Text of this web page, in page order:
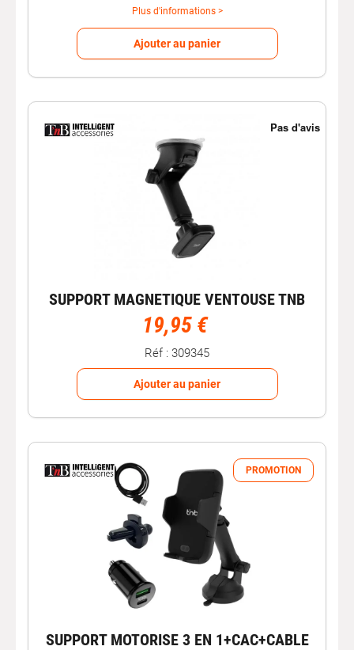
Plus d'informations >
Ajouter au panier
SUPPORT MAGNETIQUE VENTOUSE TNB
19,95 €
Réf : 309345
Ajouter au panier
PROMOTION
SUPPORT MOTORISE 3 EN 1+CAC+CABLE